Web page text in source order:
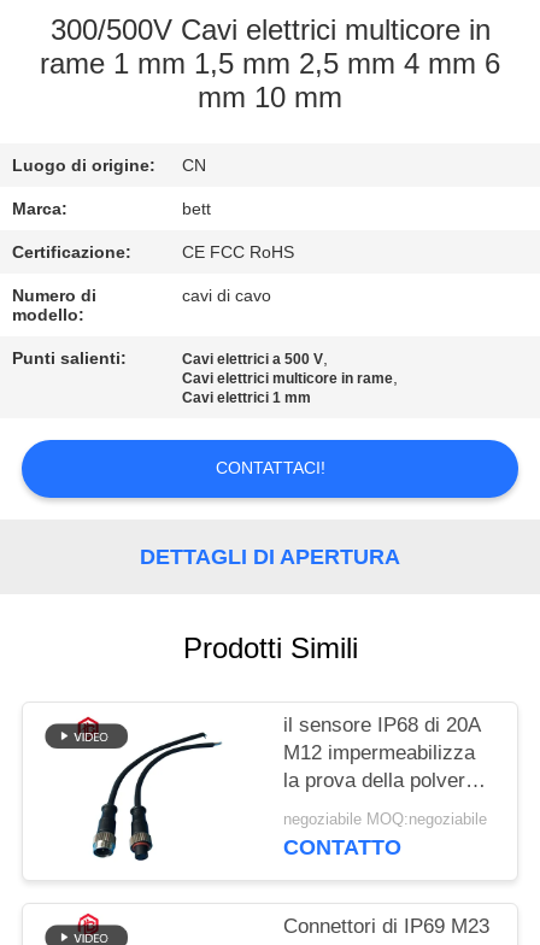
FABBRICA
CONTROLLO
QUALITÀ
MAPPA
DEL
SITO
POLICY
300/500V Cavi elettrici multicore in
rame 1 mm 1,5 mm 2,5 mm 4 mm 6
mm 10 mm
Luogo di origine: CN
Marca: bett
Certificazione: CE FCC RoHS
Numero di
modello:
cavi di cavo
Punti salienti: Cavi elettrici a 500 V,
Cavi elettrici multicore in rame,
Cavi elettrici 1 mm
CONTATTACI!
DETTAGLI DI APERTURA
Prodotti Simili
il sensore IP68 di 20A
M12 impermeabilizza
la prova della polvere
del connettore circolare
negoziabile MOQ:negoziabile
CONTATTO
Connettori di IP69 M23